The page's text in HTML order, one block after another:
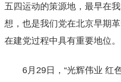
五四运动的策源地，最早在
想，也是我们党在北京早期
在建党过程中具有重要地位。
6月29日，“光辉伟业 红